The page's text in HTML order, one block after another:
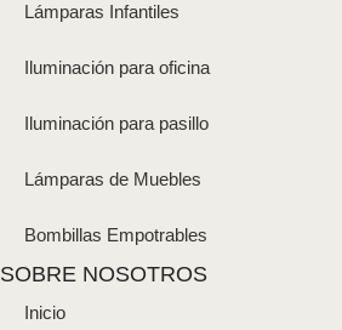
Lámparas Infantiles
Iluminación para oficina
Iluminación para pasillo
Lámparas de Muebles
Bombillas Empotrables
SOBRE NOSOTROS
Inicio